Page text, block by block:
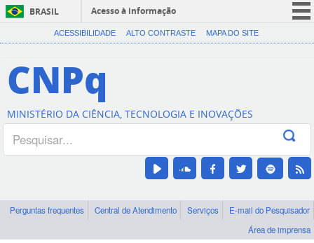
BRASIL
Acesso à informação
CORONAVÍRUS (COVID-19)
Canais
ACESSIBILIDADE ALTO CONTRASTE MAPA DO SITE
CNPq
MINISTÉRIO DA CIÊNCIA, TECNOLOGIA E INOVAÇÕES
Perguntas frequentes Central de Atendimento Serviços
E-mail do Pesquisador
Área de imprensa